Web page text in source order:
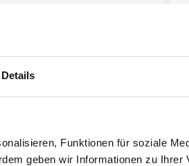
Details
Funktionen für soziale
geben wir Informationen zu Ihrer